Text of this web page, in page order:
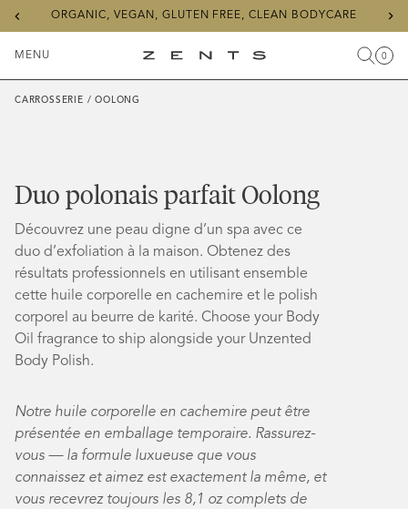
ORGANIC, VEGAN, GLUTEN FREE, CLEAN BODYCARE
Previous
slide
MENU
à
basculer
ZENTS
0
CARROSSERIE /OOLONG
Duo polonais parfait Oolong
Découvrez une peau digne d’un spa avec ce
duo d’exfoliation à la maison. Obtenez des
résultats professionnels en utilisant ensemble
cette huile corporelle en cachemire et le polish
corporel au beurre de karité. Choose your Body
Oil fragrance to ship alongside your Unzented
Body Polish.
Notre huile corporelle en cachemire peut être
présentée en emballage temporaire. Rassurez-
vous — la formule luxueuse que vous
connaissez et aimez est exactement la même, et
vous recevrez toujours les 8,1 oz complets de